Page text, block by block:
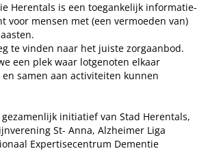
Herentals is een toegankelijk informatie-
voor mensen met (een vermoeden van)
te vinden naar het juiste zorgaanbod.
een plek waar lotgenoten elkaar
samen aan activiteiten kunnen
initiatief van Stad Herentals,
St- Anna, Alzheimer Liga
Expertisecentrum Dementie